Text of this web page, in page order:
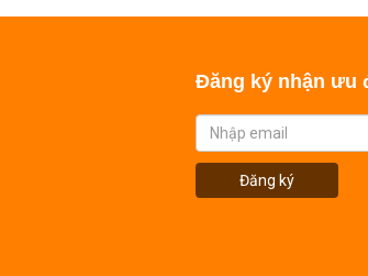
Đăng ký nhận ưu
Đăng ký